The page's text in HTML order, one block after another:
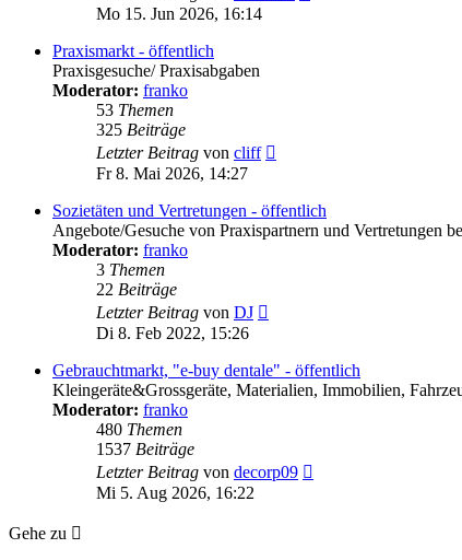
Mo 15. Jun 2026, 16:14
Praxismarkt - öffentlich
Praxisgesuche/ Praxisabgaben
Moderator: franko
53 Themen
325 Beiträge
Letzter Beitrag von cliff
Fr 8. Mai 2026, 14:27
Sozietäten und Vertretungen - öffentlich
Angebote/Gesuche von Praxispartnern und Vertretungen
Moderator: franko
3 Themen
22 Beiträge
Letzter Beitrag von DJ
Di 8. Feb 2022, 15:26
Gebrauchtmarkt, "e-buy dentale" - öffentlich
Kleingeräte&Grossgeräte, Materialien, Immobilien,
Moderator: franko
480 Themen
1537 Beiträge
Letzter Beitrag von decorp09
Mi 5. Aug 2026, 16:22
Gehe zu